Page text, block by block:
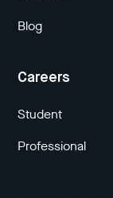
Blog
Careers
Student
Professional